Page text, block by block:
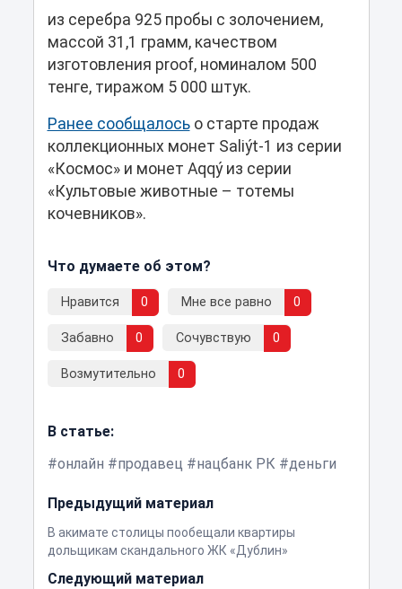
из серебра 925 пробы с золочением,
массой 31,1 грамм, качеством
изготовления proof, номиналом 500
тенге, тиражом 5 000 штук.
Ранее сообщалосьо старте продаж
коллекционных монет Saliýt-1 из серии
«Космос» и монет Aqqý из серии
«Культовые животные – тотемы
кочевников».
Что думаете об этом?
Нравится 0 Мне все равно 0
Забавно 0 Сочувствую 0
Возмутительно 0
В статье:
онлайн
продавец нацбанк РК деньги
Предыдущий материал
В акимате столицы пообещали квартиры
дольщикам скандального ЖК «Дублин»
Следующий материал